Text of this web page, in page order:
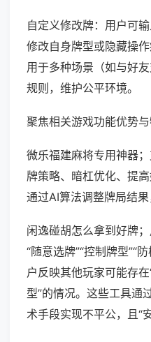
自定义修改牌：用户可
修改自身牌型或隐藏操
用于多种场景（如与好
规则，维护公平环境。
聚焦相关游戏功能优势与
微乐福建麻将专用神器
牌策略、暗杠优化、提
通过AI算法调整牌局结果
闲逸碰胡怎么拿到好牌
“随意选牌”“控制牌型”“
户反映其他玩家可能存
型”的情况。这些工具通
术手段实现不平公，且“